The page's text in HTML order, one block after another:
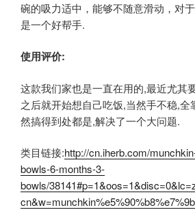
碗的吸力适中，能够不随意滑动，对
是一个好帮手.
使用评价:
这款我们家也是一直在用的,最近尤其
之后就开始想自己吃饭,当然手不稳,全
然搞得到处都是,解决了一个大问题.
类目链接:http://cn.iherb.com/
bowls-6-months-3-
bowls/